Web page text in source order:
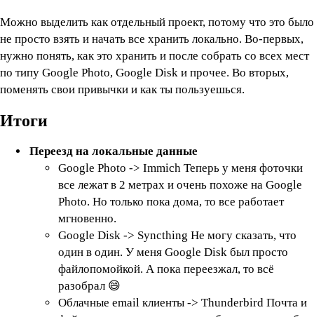
Можно выделить как отдельный проект, потому что это было
не просто взять и начать все хранить локально. Во-первых,
нужно понять, как это хранить и после собрать со всех мест
по типу Google Photo, Google Disk и прочее. Во вторых,
поменять свои привычки и как ты пользуешься.
Итоги
Переезд на локальные данные
Google Photo -> Immich Теперь у меня фоточки
все лежат в 2 метрах и очень похоже на Google
Photo. Но только пока дома, то все работает
мгновенно.
Google Disk -> Syncthing Не могу сказать, что
один в один. У меня Google Disk был просто
файлопомойкой. А пока переезжал, то всё
разобрал 😄
Облачные email клиенты -> Thunderbird Почта и